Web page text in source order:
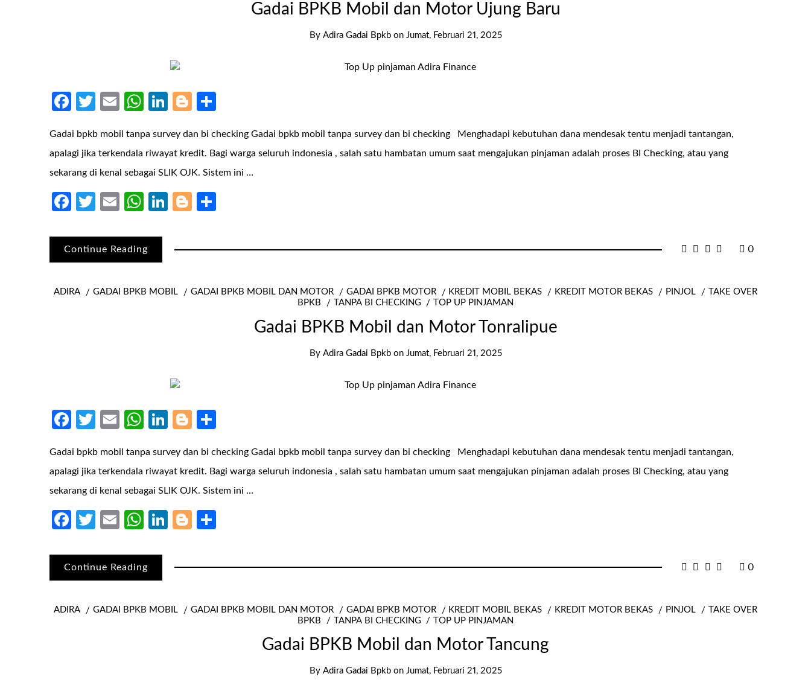
Gadai BPKB Mobil dan Motor Ujung Baru
By Adira Gadai Bpkb on Jumat, Februari 21, 2025
Facebook
Twitter
EmailWhatsApp
LinkedIn
Blogger
Gadai bpkb mobil tanpa survey dan bi checking Gadai bpkb mobil tanpa survey dan bi checking Menghadapi kebutuhan dana mendesak tentu menjadi tantangan,
apalagi jika terkendala riwayat kredit. Bagi warga seluruh indonesia , salah satu hambatan umum saat mengajukan pinjaman adalah proses BI Checking, atau yang
sekarang di kenal sebagai SLIK OJK. Sistem ini …
Facebook
Twitter
EmailWhatsApp
LinkedIn
Blogger
Continue Reading 0
ADIRA GADAI BPKB MOBIL GADAI BPKB MOBIL DAN MOTOR GADAI BPKB MOTOR KREDIT MOBIL BEKAS KREDIT MOTOR BEKAS PINJOL
TAKE OVER
BPKB
TANPA BI CHECKING TOP UP PINJAMAN
Gadai BPKB Mobil dan Motor Tonralipue
By Adira Gadai Bpkb on Jumat, Februari 21, 2025
Facebook
Twitter
EmailWhatsApp
LinkedIn
Blogger
Gadai bpkb mobil tanpa survey dan bi checking Gadai bpkb mobil tanpa survey dan bi checking Menghadapi kebutuhan dana mendesak tentu menjadi tantangan,
apalagi jika terkendala riwayat kredit. Bagi warga seluruh indonesia , salah satu hambatan umum saat mengajukan pinjaman adalah proses BI Checking, atau yang
sekarang di kenal sebagai SLIK OJK. Sistem ini …
Facebook
Twitter
EmailWhatsApp
LinkedIn
Blogger
Continue Reading 0
ADIRA GADAI BPKB MOBIL GADAI BPKB MOBIL DAN MOTOR GADAI BPKB MOTOR KREDIT MOBIL BEKAS KREDIT MOTOR BEKAS PINJOL
TAKE OVER
BPKB
TANPA BI CHECKING TOP UP PINJAMAN
Gadai BPKB Mobil dan Motor Tancung
By Adira Gadai Bpkb on Jumat, Februari 21, 2025